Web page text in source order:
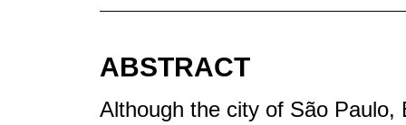
ABSTRACT
Although the city of São Paulo,